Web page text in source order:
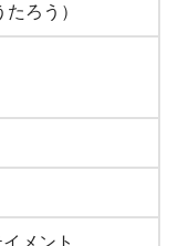
ろう）
メント